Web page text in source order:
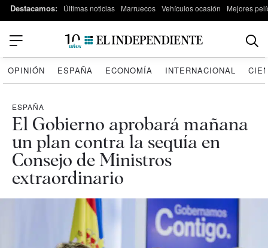
Destacamos: Últimas noticias Marruecos Vehículos ocasión Mejores
OPINIÓN ESPAÑA ECONOMÍA INTERNACIONAL
ESPAÑA
El Gobierno aprobará mañana
un plan contra la sequía en
Consejo de Ministros
extraordinario